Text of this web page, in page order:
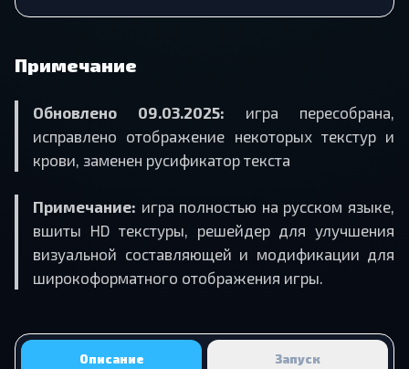
Примечание
Обновлено 09.03.2025: игра пересобрана,
исправлено отображение некоторых текстур и
крови, заменен русификатор текста
Примечание: игра полностью на русском языке,
вшиты HD текстуры, решейдер для улучшения
визуальной составляющей и модификации для
широкоформатного отображения игры.
Описание Запуск